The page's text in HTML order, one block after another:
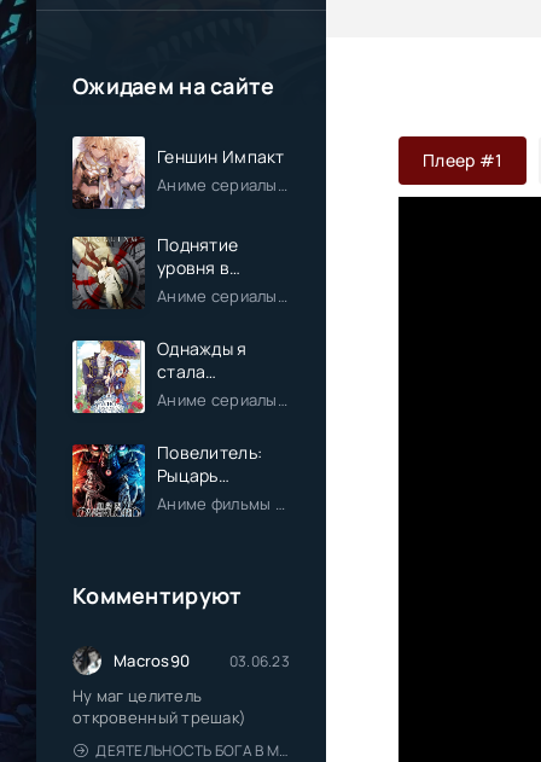
Ожидаем на сайте
Геншин Импакт
Поднятие
уровня в
одиночку
Аниме сериалы / Экшен / Приключения / Фэнтези / Анонсы
Однажды я
стала
принцессой
Аниме сериалы / Комедия / Романтика / Фэнтези / Анонсы
Повелитель:
Рыцарь
Святого
королевства
Аниме фильмы / Приключения / Фэнтези / Анонсы
Комментируют
Macros90 03.06.23
Ну маг целитель
откровенный трешак)
ДЕЯТЕЛЬНОСТЬ БОГА В МИРЕ БЕЗ БОГОВ
Плеер #1